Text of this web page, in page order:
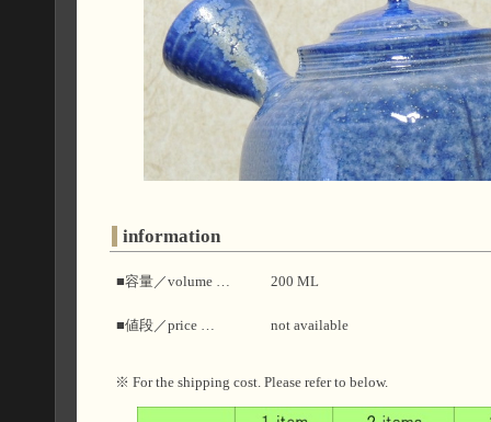
information
■容量／volume … 200 ML
■値段／price … not available
※ For the shipping cost. Please refer to below.